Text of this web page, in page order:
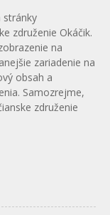
stránky
združenie Okáčik.
na
zariadenie na
obsah a
Samozrejme,
združenie